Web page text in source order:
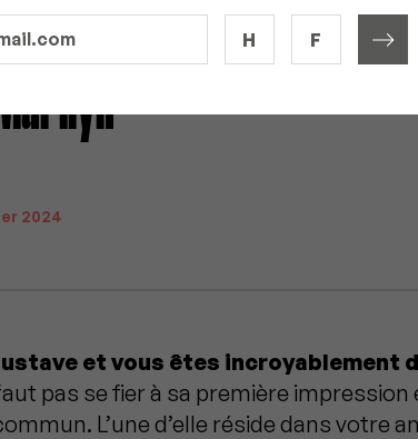
2024
et vous êtes incroyablement
pas se fier à sa première impression
L’une d’elle réside dans votre
H F